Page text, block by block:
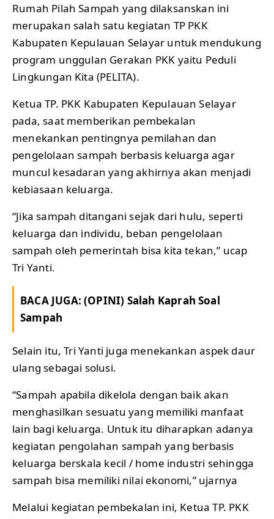
Rumah Pilah Sampah yang dilaksanskan ini
merupakan salah satu kegiatan TP PKK
Kabupaten Kepulauan Selayar untuk mendukung
program unggulan Gerakan PKK yaitu Peduli
Lingkungan Kita (PELITA).
Ketua TP. PKK Kabupaten Kepulauan Selayar
pada, saat memberikan pembekalan
menekankan pentingnya pemilahan dan
pengelolaan sampah berbasis keluarga agar
muncul kesadaran yang akhirnya akan menjadi
kebiasaan keluarga.
“Jika sampah ditangani sejak dari hulu, seperti
keluarga dan individu, beban pengelolaan
sampah oleh pemerintah bisa kita tekan,” ucap
Tri Yanti.
BACA JUGA:(OPINI) Salah Kaprah Soal
Sampah
Selain itu, Tri Yanti juga menekankan aspek daur
ulang sebagai solusi.
“Sampah apabila dikelola dengan baik akan
menghasilkan sesuatu yang memiliki manfaat
lain bagi keluarga. Untuk itu diharapkan adanya
kegiatan pengolahan sampah yang berbasis
keluarga berskala kecil / home industri sehingga
sampah bisa memiliki nilai ekonomi,” ujarnya
Melalui kegiatan pembekalan ini, Ketua TP. PKK